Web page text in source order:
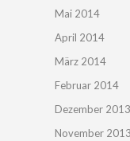
Mai 2014
April 2014
März 2014
Februar 2014
Dezember 2013
November 2013